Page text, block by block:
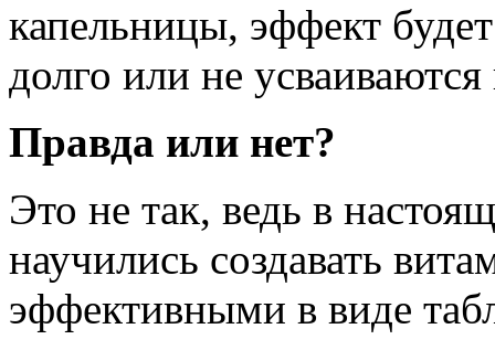
капельницы, эффект
долго или не
Правда или нет?
Это не так, ведь в
научились создавать
эффективными в виде